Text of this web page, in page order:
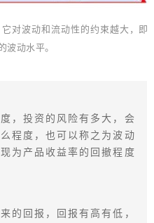
对波动和流动性的约束越大，即
波动水平。
，投资的风险有多大，会
程度，也可以称之为波动
为产品收益率的回撤程度
的回报，回报有高有低，